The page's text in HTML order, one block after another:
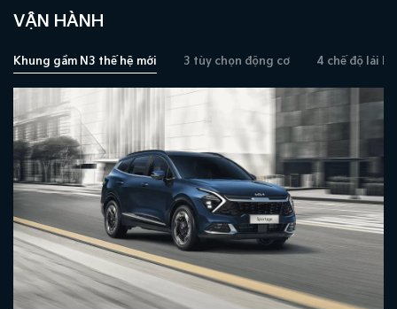
VẬN HÀNH
Khung gầm N3 thế hệ mới 3 tùy chọn động cơ 4 chế độ lái